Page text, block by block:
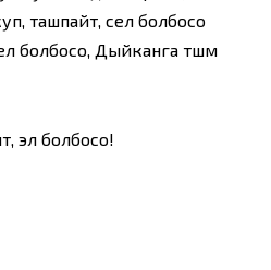
ташпайт, сел болбосо
болбосо, Дыйканга түшүм
эл болбосо!